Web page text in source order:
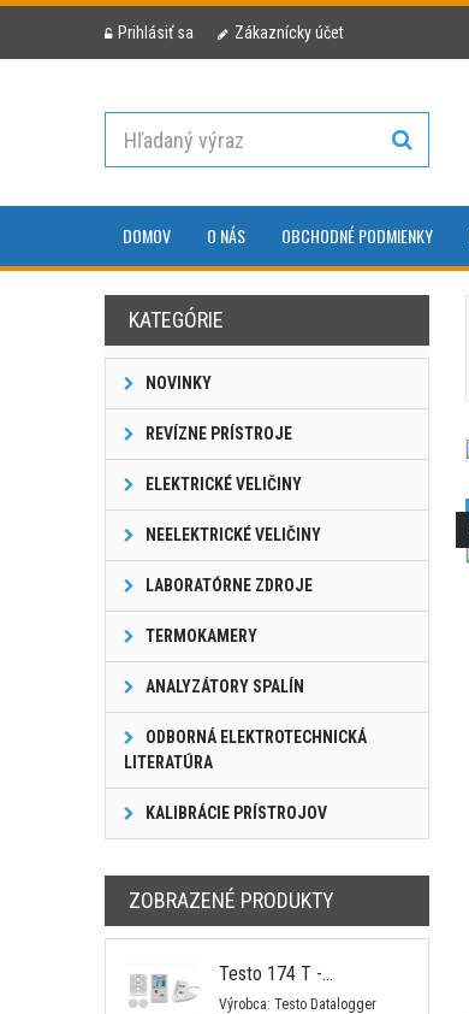
Prihlásiť sa Zákaznícky účet
DOMOV O NÁS OBCHODNÉ PODMIENKY
KATEGÓRIE
NOVINKY
REVÍZNE PRÍSTROJE
ELEKTRICKÉ VELIČINY
NEELEKTRICKÉ VELIČINY
LABORATÓRNE ZDROJE
TERMOKAMERY
ANALYZÁTORY SPALÍN
ODBORNÁ ELEKTROTECHNICKÁ
LITERATÚRA
KALIBRÁCIE PRÍSTROJOV
ZOBRAZENÉ PRODUKTY
Testo 174 T -...
Výrobca: Testo Datalogger